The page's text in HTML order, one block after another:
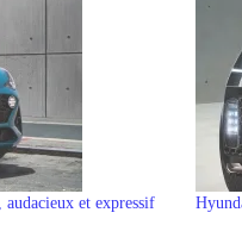
et expressif